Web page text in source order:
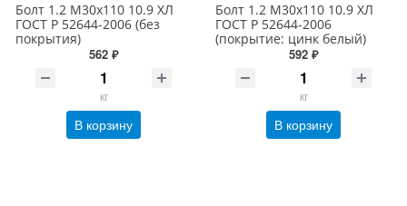
Болт 1.2 М30х110 10.9 ХЛ
ГОСТ Р 52644-2006 (без
покрытия)
562 ₽
кг
В корзину
Болт 1.2 М30х110 10.9 ХЛ
ГОСТ Р 52644-2006
(покрытие: цинк белый)
592 ₽
кг
В корзину